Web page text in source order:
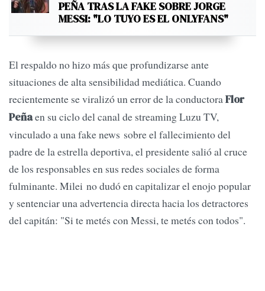
PEÑA TRAS LA FAKE SOBRE JORGE
MESSI: "LO TUYO ES EL ONLYFANS"
El respaldo no hizo más que profundizarse ante
situaciones de alta sensibilidad mediática. Cuando
recientemente se viralizó un error de la conductoraFlor
Peñaen su ciclo del canal de streaming Luzu TV,
vinculado a una fake news sobre el fallecimiento del
padre de la estrella deportiva, el presidente salió al cruce
de los responsables en sus redes sociales de forma
fulminante. Milei no dudó en capitalizar el enojo popular
y sentenciar una advertencia directa hacia los detractores
del capitán: "Si te metés con Messi, te metés con todos".